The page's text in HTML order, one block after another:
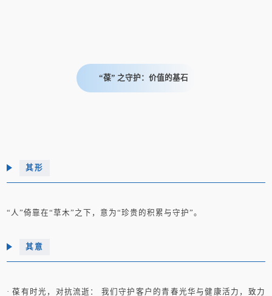
“葆” 之守护：价值的基石
其形
“人”倚靠在“草木”之下，意为“珍贵的积累与守护”。
其意
· 葆有时光，对抗流逝： 我们守护客户的青春光华与健康活力，致力